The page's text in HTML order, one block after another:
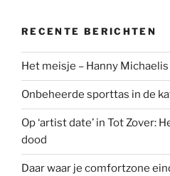
RECENTE BERICHTEN
Het meisje – Hanny Michaelis
Onbeheerde sporttas in de
Op ‘artist date’ in Tot Zover:
dood
Daar waar je comfortzone